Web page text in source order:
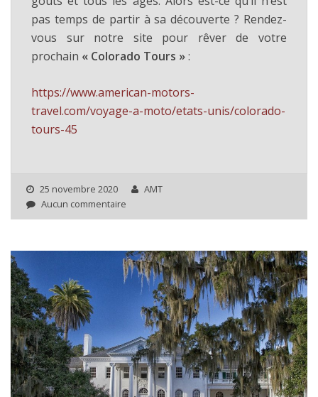
pas temps de partir à sa découverte ? Rendez-
vous sur notre site pour rêver de votre
prochain « Colorado Tours »:
https://www.american-motors-
travel.com/voyage-a-moto/etats-unis/colorado-
tours-45
25 novembre 2020
AMT
Aucun commentaire